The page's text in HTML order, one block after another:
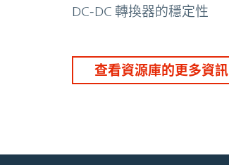
DC‑DC 轉換器的穩定性
查看資源庫的更多資訊